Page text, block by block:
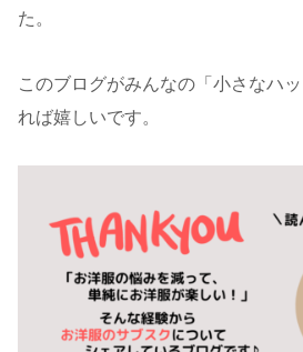
た。
このブログがみんなの「小さなハ
れば嬉しいです。